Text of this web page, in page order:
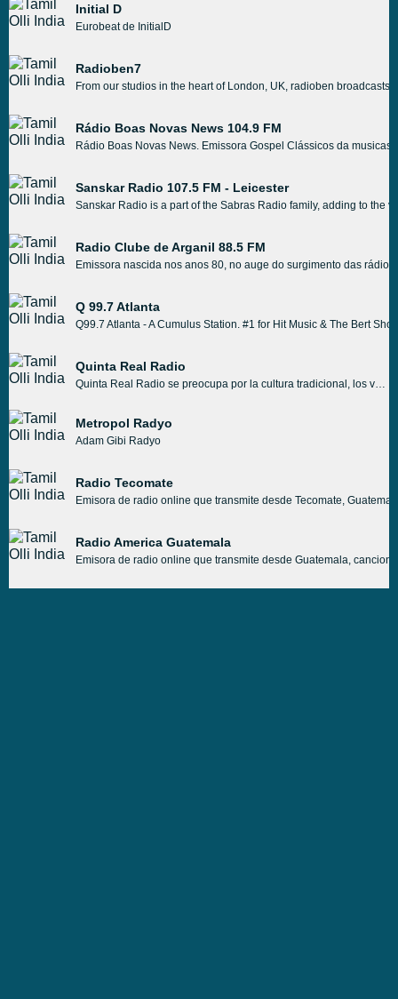
Initial D
Eurobeat de InitialD
Radioben7
From our studios in the heart of London, UK, radioben
Rádio Boas Novas News 104.9 FM
Rádio Boas Novas News. Emissora Gospel Clássicos da
Sanskar Radio 107.5 FM - Leicester
Sanskar Radio is a part of the Sabras Radio family, adding to the
Radio Clube de Arganil 88.5 FM
Emissora nascida nos anos 80, no auge do surgimento das
Q 99.7 Atlanta
Q99.7 Atlanta - A Cumulus Station. #1 for Hit Music & The Bert
Quinta Real Radio
Metropol Radyo
Adam Gibi Radyo
Radio Tecomate
Emisora de radio online que transmite desde Tecomate,
Radio America Guatemala
Emisora de radio online que transmite desde Guatemala,